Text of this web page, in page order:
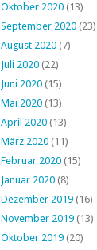
Oktober 2020 (13)
September 2020 (23)
August 2020 (7)
Juli 2020 (22)
Juni 2020 (15)
Mai 2020 (13)
April 2020 (13)
März 2020 (11)
Februar 2020 (15)
Januar 2020 (8)
Dezember 2019 (16)
November 2019 (13)
Oktober 2019 (20)